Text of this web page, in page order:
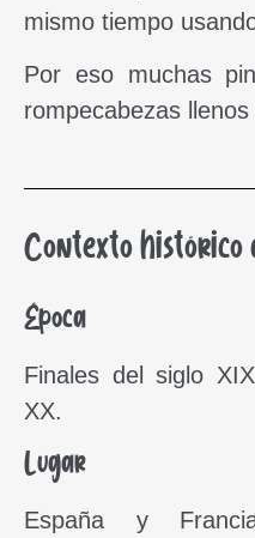
mismo tiempo
Por eso muchas
rompecabezas
Contexto histórico
Época
Finales del siglo
XX.
Lugar
España y